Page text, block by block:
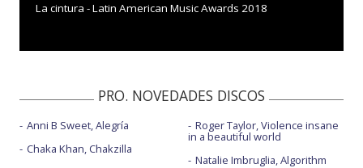
La cintura - Latin American Music Awards 2018
PRO. NOVEDADES DISCOS
Anni B Sweet, Alegría
Chaka Khan, Chakzilla
Roger Taylor, Violence insane
in a beautiful world
Natalie Imbruglia, Algorithm